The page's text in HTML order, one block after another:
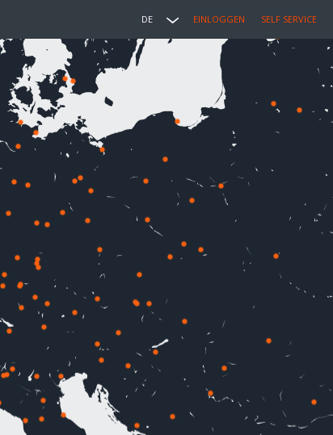
DE EINLOGGEN SELF SERVICE